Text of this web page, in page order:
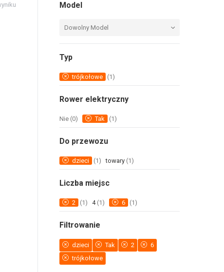
Model
Dowolny Model
Typ
trójkołowe (1)
Rower elektryczny
Nie (0) Tak (1)
Do przewozu
dzieci (1) towary (1)
Liczba miejsc
2 (1) 4 (1) 6 (1)
Filtrowanie
dzieci Tak 2
6
trójkołowe